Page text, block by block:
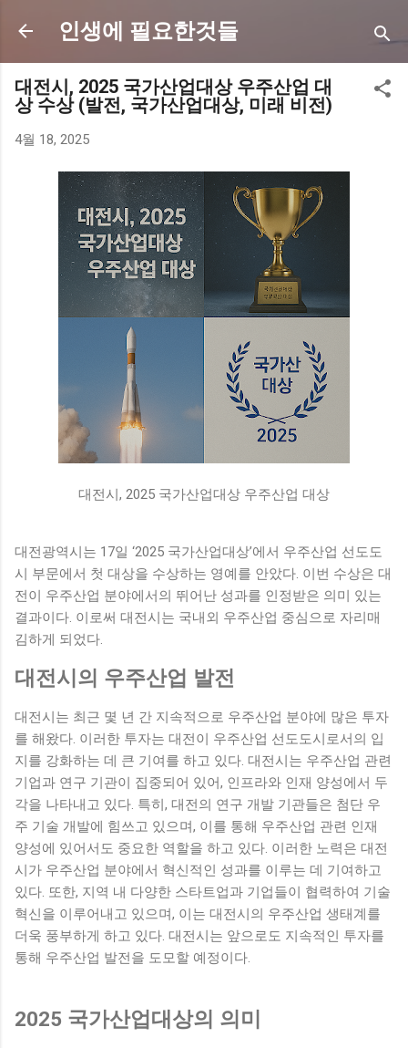
기본 콘텐츠로 건너뛰기
인생에 필요한것들
대전시, 2025 국가산업대상 우주산업 대
상 수상 (발전, 국가산업대상, 미래 비전)
4월 18, 2025
대전시, 2025 국가산업대상 우주산업 대상
대전광역시는 17일 ‘2025 국가산업대상’에서 우주산업 선도도
시 부문에서 첫 대상을 수상하는 영예를 안았다. 이번 수상은 대
전이 우주산업 분야에서의 뛰어난 성과를 인정받은 의미 있는
결과이다. 이로써 대전시는 국내외 우주산업 중심으로 자리매
김하게 되었다.
대전시의 우주산업 발전
대전시는 최근 몇 년 간 지속적으로 우주산업 분야에 많은 투자
를 해왔다. 이러한 투자는 대전이 우주산업 선도도시로서의 입
지를 강화하는 데 큰 기여를 하고 있다. 대전시는 우주산업 관련
기업과 연구 기관이 집중되어 있어, 인프라와 인재 양성에서 두
각을 나타내고 있다. 특히, 대전의 연구 개발 기관들은 첨단 우
주 기술 개발에 힘쓰고 있으며, 이를 통해 우주산업 관련 인재
양성에 있어서도 중요한 역할을 하고 있다. 이러한 노력은 대전
시가 우주산업 분야에서 혁신적인 성과를 이루는 데 기여하고
있다. 또한, 지역 내 다양한 스타트업과 기업들이 협력하여 기술
혁신을 이루어내고 있으며, 이는 대전시의 우주산업 생태계를
더욱 풍부하게 하고 있다. 대전시는 앞으로도 지속적인 투자를
통해 우주산업 발전을 도모할 예정이다.
2025 국가산업대상의 의미